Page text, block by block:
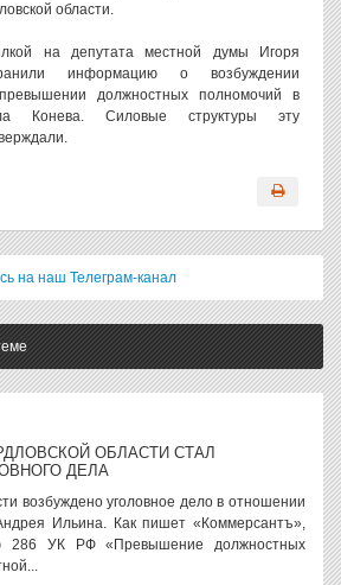
области.
на депутата местной думы Игоря
информацию о возбуждении
должностных полномочий в
Конева. Силовые структуры эту
на наш Телеграм-канал
ОБЛАСТИ СТАЛ
ДЕЛА
возбуждено уголовное дело в отношении
Ильина. Как пишет «Коммерсантъ»,
286 УК РФ «Превышение должностных